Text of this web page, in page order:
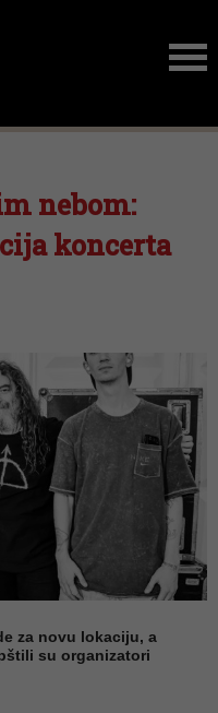
nebom:
koncerta
za novu lokaciju, a
su organizatori